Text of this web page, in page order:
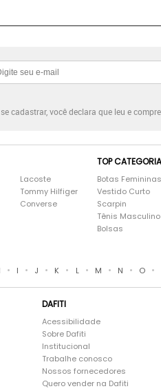
cadastrar, você declara que leu e
Lacoste
Tommy Hilfiger
Converse
TOP
Botas Femininas
Vestido Curto
Scarpin
Tênis Masculino
Bolsas
• I • J • K • L • M • N • O •
DAFITI
Acessibilidade
Sobre Dafiti
Institucional
Trabalhe conosco
Nossos fornecedores
Quero vender na Dafiti